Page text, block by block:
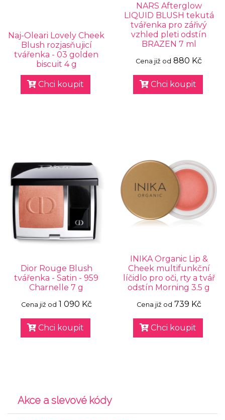
Naj-Oleari Lovely Cheek
Blush rozjasňujicí
tvářenka - 03 golden
biscuit 4 g
Chci koupit
NARS Afterglow
LIQUID BLUSH tekutá
tvářenka pro zářivý
vzhled pleti odstín
BRAZEN 7 ml
Cena již od 880 Kč
Chci koupit
Dior Rouge Blush
tvářenka - Satin - 959
Charnelle 7 g
Cena již od 1 090 Kč
Chci koupit
INIKA Organic Lip &
Cheek multifunkční
líčidlo pro oči, rty a tvář
odstín Morning 3.5 g
Cena již od 739 Kč
Chci koupit
Akce a slevové kódy